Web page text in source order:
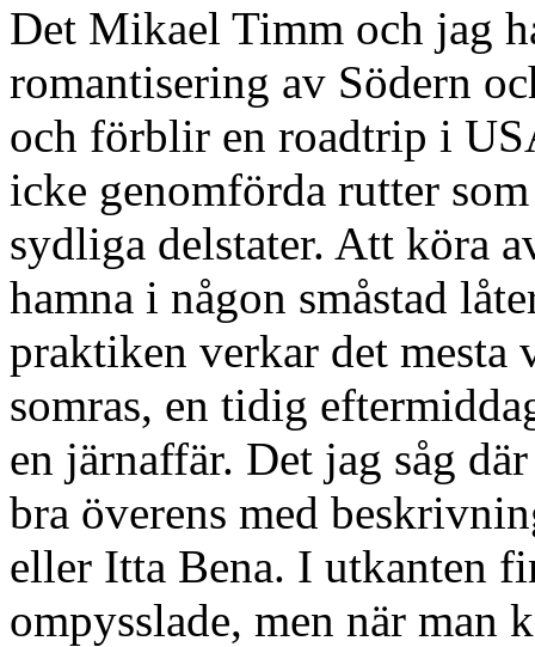
Det Mikael Timm och jag
romantisering av Södern
och förblir en roadtrip i
icke genomförda rutter
sydliga delstater. Att köra
hamna i någon småstad
praktiken verkar det mesta
somras, en tidig
en järnaffär. Det jag såg
bra överens med
eller Itta Bena. I utkanten
ompysslade, men när